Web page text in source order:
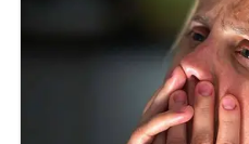
Des
collège Quaben